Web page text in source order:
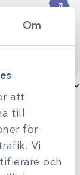
Om
att
till
för
Vi
och
/st, 3.0mm /st